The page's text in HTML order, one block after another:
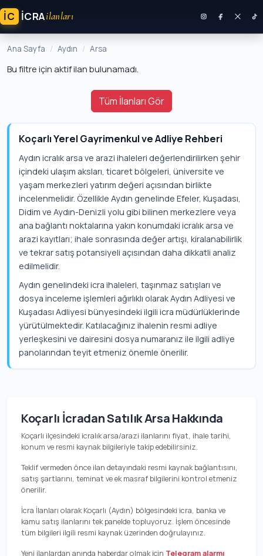
İC ICRAilanları
Ana Sayfa Aydın Arsa
Bu filtre için aktif ilan bulunamadı.
Tüm İlanları Gör
Koçarlı Yerel Gayrimenkul ve Adliye Rehberi
Aydın icralık arsa ve arazi ihaleleri değerlendirilirken şehir
içindeki ulaşım aksları, ticaret bölgeleri, üniversite ve
yaşam merkezleri yatırım değeri açısından birlikte
incelenmelidir. Özellikle Aydın genelinde Efeler, Kuşadası,
Didim ve Aydın-Denizli yolu gibi bilinen merkezlere veya
ana bağlantı noktalarına yakın konumdaki icralık arsa ve
arazi kayıtları; ihale sonrasında değer artışı, kiralanabilirlik
ve tekrar satış potansiyeli açısından daha dikkatli analiz
edilmelidir.
Aydın genelindeki icra ihaleleri, taşınmaz satışları ve
dosya inceleme işlemleri ağırlıklı olarak Aydın Adliyesi ve
Kuşadası Adliyesi bünyesindeki ilgili icra müdürlüklerinde
yürütülmektedir. Katılacağınız ihalenin resmi adliye
yerleşkesini ve dairesini dosya numaranız ile ilgili adliye
panolarından teyit etmeniz önemle önerilir.
Koçarlı İcradan Satılık Arsa Hakkında
Koçarlı ilçesindeki icralık arsa/arazi ilanlarını fiyat, ihale tarihi,
konum ve resmi kaynak bilgileriyle takip edebilirsiniz.
Teklif vermeden önce ilan detayındaki resmi kaynak bağlantısını,
satış şartlarını, teminat ve ek masraf bilgilerini kontrol etmeniz
önerilir.
İcra İlanları olarak Koçarlı (Aydın) bölgesindeki icra, banka ve
kamu satış ilanlarını tek panelde topluyoruz. İşlem öncesinde
tüm bilgileri ilgili resmi kaynak üzerinden doğrulayınız.
Yeni ilanlardan anında haberdar olmak için Telegram alarmı